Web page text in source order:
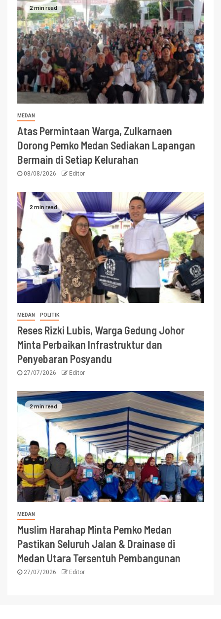
2 min read
MEDAN
Atas Permintaan Warga, Zulkarnaen
Dorong Pemko Medan Sediakan Lapangan
Bermain di Setiap Kelurahan
08/08/2026 Editor
2 min read
MEDAN POLITIK
Reses Rizki Lubis, Warga Gedung Johor
Minta Perbaikan Infrastruktur dan
Penyebaran Posyandu
27/07/2026 Editor
2 min read
MEDAN
Muslim Harahap Minta Pemko Medan
Pastikan Seluruh Jalan & Drainase di
Medan Utara Tersentuh Pembangunan
27/07/2026 Editor